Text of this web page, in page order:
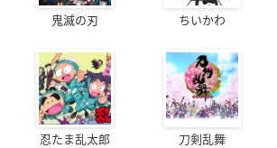
鬼滅の刃 ちいかわ
忍たま乱太郎 刀剣乱舞